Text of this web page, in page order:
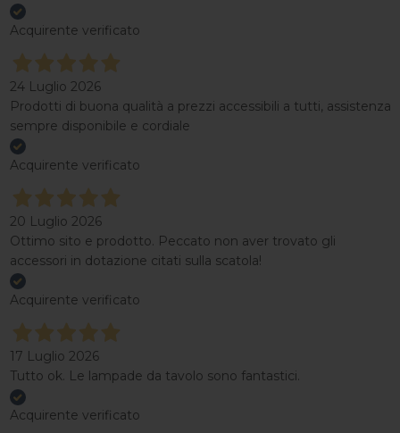
Acquirente verificato
24 Luglio 2026
Prodotti di buona qualità a prezzi accessibili a tutti, assistenza
sempre disponibile e cordiale
Acquirente verificato
20 Luglio 2026
Ottimo sito e prodotto. Peccato non aver trovato gli
accessori in dotazione citati sulla scatola!
Acquirente verificato
17 Luglio 2026
Tutto ok. Le lampade da tavolo sono fantastici.
Acquirente verificato